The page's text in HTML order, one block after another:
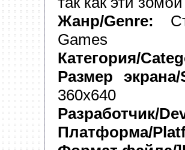
Жанр/Genre:
Games
Категория/
Размер
360х640
Разработчик/
Платформа/